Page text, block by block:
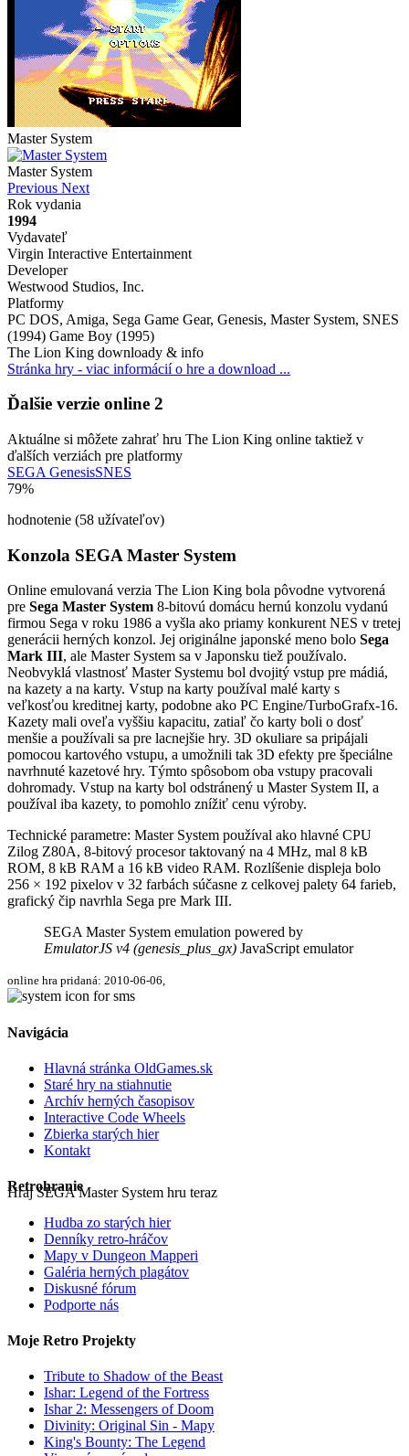
Disks
Settings
Hraj SEGA Master System hru teraz
Master System
Master System
Previous Next
Rok vydania
1994
Vydavateľ
Virgin Interactive Entertainment
Developer
Westwood Studios, Inc.
Platformy
PC DOS, Amiga, Sega Game Gear, Genesis, Master System, SNES
(1994) Game Boy (1995)
The Lion King downloady & info
Stránka hry - viac informácií o hre a download ...
Ďalšie verzie online 2
Aktuálne si môžete zahrať hru The Lion King online taktiež v
ďalších verziách pre platformy
SEGA GenesisSNES
79%
hodnotenie (58 užívateľov)
Konzola SEGA Master System
Online emulovaná verzia The Lion King bola pôvodne vytvorená
pre Sega Master System 8-bitovú domácu hernú konzolu vydanú
firmou Sega v roku 1986 a vyšla ako priamy konkurent NES v tretej
generácii herných konzol. Jej originálne japonské meno bolo Sega
Mark III, ale Master System sa v Japonsku tiež používalo.
Neobvyklá vlastnosť Master Systemu bol dvojitý vstup pre mádiá,
na kazety a na karty. Vstup na karty používal malé karty s
veľkosťou kreditnej karty, podobne ako PC Engine/TurboGrafx-16.
Kazety mali oveľa vyššiu kapacitu, zatiaľ čo karty boli o dosť
menšie a používali sa pre lacnejšie hry. 3D okuliare sa pripájali
pomocou kartového vstupu, a umožnili tak 3D efekty pre špeciálne
navrhnuté kazetové hry. Týmto spôsobom oba vstupy pracovali
dohromady. Vstup na karty bol odstránený u Master System II, a
používal iba kazety, to pomohlo znížiť cenu výroby.
Technické parametre: Master System používal ako hlavné CPU
Zilog Z80A, 8-bitový procesor taktovaný na 4 MHz, mal 8 kB
ROM, 8 kB RAM a 16 kB video RAM. Rozlíšenie displeja bolo
256 × 192 pixelov v 32 farbách súčasne z celkovej palety 64 farieb,
grafický čip navrhla Sega pre Mark III.
SEGA Master System emulation powered by
EmulatorJS v4 (genesis_plus_gx) JavaScript emulator
online hra pridaná: 2010-06-06,
Navigácia
Hlavná stránka OldGames.sk
Staré hry na stiahnutie
Archív herných časopisov
Interactive Code Wheels
Zbierka starých hier
Kontakt
Retrohranie
Hudba zo starých hier
Denníky retro-hráčov
Mapy v Dungeon Mapperi
Galéria herných plagátov
Diskusné fórum
Podporte nás
Moje Retro Projekty
Tribute to Shadow of the Beast
Ishar: Legend of the Fortress
Ishar 2: Messengers of Doom
Divinity: Original Sin - Mapy
King's Bounty: The Legend